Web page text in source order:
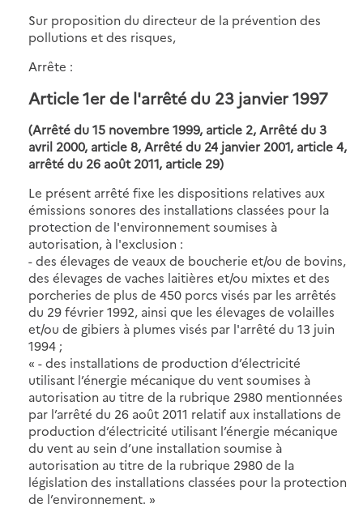
Sur proposition du directeur de la prévention des
pollutions et des risques,
Arrête :
Article 1er de l'arrêté du 23 janvier 1997
(Arrêté du 15 novembre 1999, article 2, Arrêté du 3
avril 2000, article 8, Arrêté du 24 janvier 2001, article 4,
arrêté du 26 août 2011, article 29)
Le présent arrêté fixe les dispositions relatives aux
émissions sonores des installations classées pour la
protection de l'environnement soumises à
autorisation, à l'exclusion :
- des élevages de veaux de boucherie et/ou de bovins,
des élevages de vaches laitières et/ou mixtes et des
porcheries de plus de 450 porcs visés par les arrêtés
du 29 février 1992, ainsi que les élevages de volailles
et/ou de gibiers à plumes visés par l'arrêté du 13 juin
1994 ;
« - des installations de production d’électricité
utilisant l’énergie mécanique du vent soumises à
autorisation au titre de la rubrique 2980 mentionnées
par l’arrêté du 26 août 2011 relatif aux installations de
production d’électricité utilisant l’énergie mécanique
du vent au sein d’une installation soumise à
autorisation au titre de la rubrique 2980 de la
législation des installations classées pour la protection
de l’environnement. »